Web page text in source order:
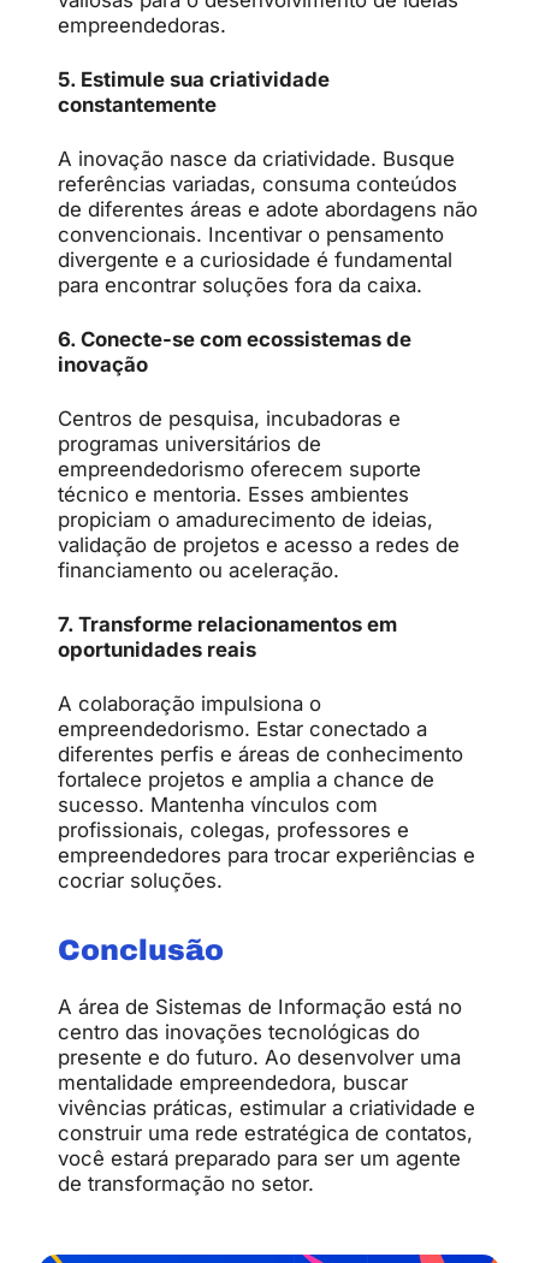
empreendedoras.
5. Estimule sua criatividade
constantemente
A inovação nasce da criatividade. Busque
referências variadas, consuma conteúdos
de diferentes áreas e adote abordagens não
convencionais. Incentivar o pensamento
divergente e a curiosidade é fundamental
para encontrar soluções fora da caixa.
6. Conecte-se com ecossistemas de
inovação
Centros de pesquisa, incubadoras e
programas universitários de
empreendedorismo oferecem suporte
técnico e mentoria. Esses ambientes
propiciam o amadurecimento de ideias,
validação de projetos e acesso a redes de
financiamento ou aceleração.
7. Transforme relacionamentos em
oportunidades reais
A colaboração impulsiona o
empreendedorismo. Estar conectado a
diferentes perfis e áreas de conhecimento
fortalece projetos e amplia a chance de
sucesso. Mantenha vínculos com
profissionais, colegas, professores e
empreendedores para trocar experiências e
cocriar soluções.
Conclusão
A área de Sistemas de Informação está no
centro das inovações tecnológicas do
presente e do futuro. Ao desenvolver uma
mentalidade empreendedora, buscar
vivências práticas, estimular a criatividade e
construir uma rede estratégica de contatos,
você estará preparado para ser um agente
de transformação no setor.